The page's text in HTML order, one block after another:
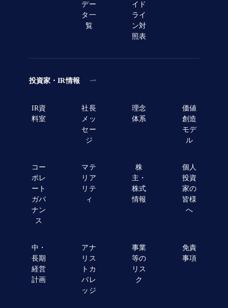
デー
タ一
覧
イド
ライ
ン対
照表
投資家・IR情報
IR資
料室
社長
メッ
セー
ジ
理念
体系
価値
創造
モデ
ル
コー
ポレ
ート
ガバ
ナン
ス
マテ
リア
リテ
ィ
株
主・
株式
情報
個人
投資
家の
皆様
へ
中・
長期
経営
計画
アナ
リス
トカ
バレ
ッジ
事業
等の
リス
ク
免責
事項